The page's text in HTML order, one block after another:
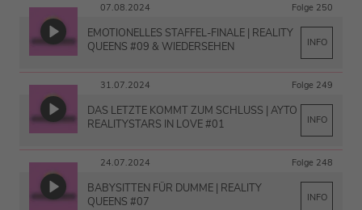
07.08.2024 Folge 250
EMOTIONELLES STAFFEL-FINALE | REALITY
QUEENS #09 & WIEDERSEHEN
INFO
31.07.2024 Folge 249
DAS LETZTE KOMMT ZUM SCHLUSS | AYTO
REALITYSTARS IN LOVE #01
INFO
24.07.2024 Folge 248
BABYSITTEN FÜR DUMME | REALITY
QUEENS #07
INFO